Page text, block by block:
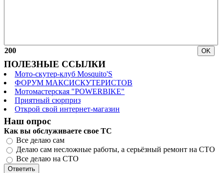
200
ПОЛЕЗНЫЕ ССЫЛКИ
Мото-скутер-клуб Mosquito'S
ФОРУМ МАКСИСКУТЕРИСТОВ
Мотомастерская "POWERBIKE"
Приятный сюрприз
Открой свой интернет-магазин
Наш опрос
Как вы обслуживаете свое ТС
Все делаю сам
Делаю сам несложные работы, а серьёзный ремонт на СТО
Все делаю на СТО